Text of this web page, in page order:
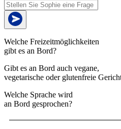
Welche Freizeitmöglichkeiten
gibt es an Bord?
Gibt es an Bord auch vegane,
vegetarische oder glutenfreie
Welche Sprache wird
an Bord gesprochen?